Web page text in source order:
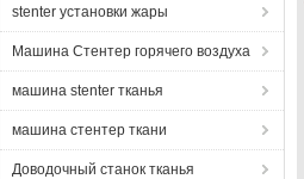
stenter установки жары
Машина Стентер горячего воздуха
машина stenter тканья
машина стентер ткани
Доводочный станок тканья